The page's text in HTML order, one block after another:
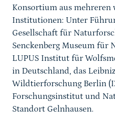
Konsortium aus mehreren
Institutionen: Unter
Gesellschaft für
Senckenberg Museum für
LUPUS Institut für
in Deutschland, das
Wildtierforschung Berlin
Forschungsinstitut und
Standort Gelnhausen.